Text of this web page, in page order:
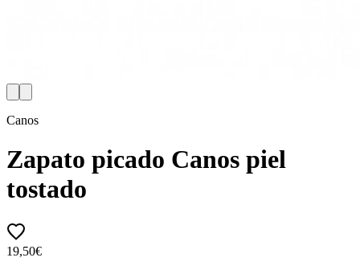
Canos
Zapato picado Canos piel
tostado
19,50€